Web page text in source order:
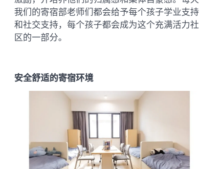
我们的寄宿部老师们都会给予每个孩子学业支持
和社交支持，每个孩子都会成为这个充满活力社
区的一部分。
安全舒适的寄宿环境